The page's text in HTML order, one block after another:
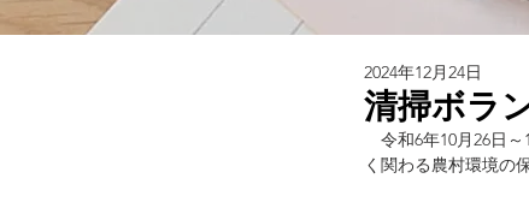
清掃ボラ
2024年12月24日
令和6年10月26日
く関わる農村環境の